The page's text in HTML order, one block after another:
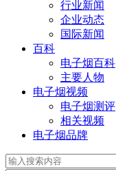
行业新闻
企业动态
国际新闻
百科
电子烟百科
主要人物
电子烟视频
电子烟测评
相关视频
电子烟品牌